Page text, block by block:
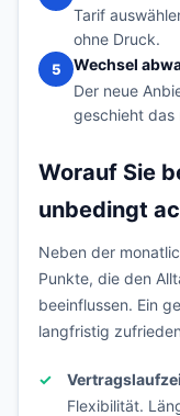
Tarif
ohne Druck.
5
Wechsel
Der neue
geschieht das
Worauf Sie
unbedingt
Neben der
Punkte, die den
beeinflussen. Ein
langfristig
Flexibilität.